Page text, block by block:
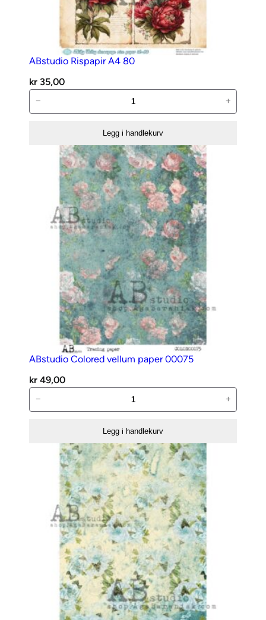
ABstudio Rispapir A4 80
kr 35,00
Rispapir
− +
Legg i handlekurv
ABstudio Colored vellum paper 00075
kr 49,00
Colored
− +
Legg i handlekurv